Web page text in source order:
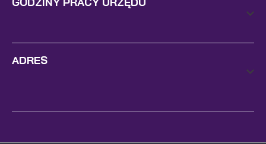
ADRES